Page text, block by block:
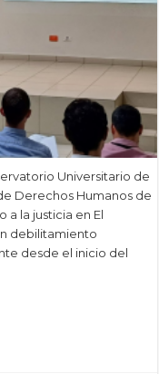
Universitario de
Derechos Humanos de
a la justicia en El
debilitamiento
desde el inicio del